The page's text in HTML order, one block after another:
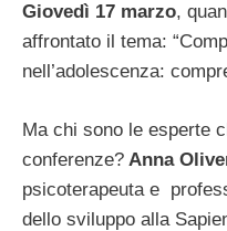
Giovedì 17 marzo,
affrontato il tema:
nell’adolescenza:
Ma chi sono le esperte
conferenze? Anna
psicoterapeuta e
dello sviluppo alla